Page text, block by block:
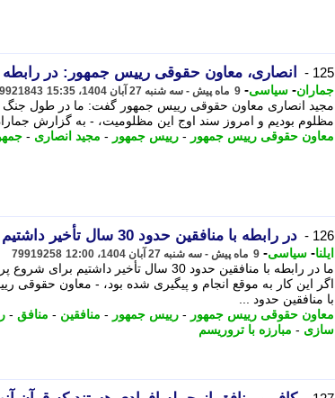
125 - انصاری، معاون حقوقی رییس جمهور: در رابطه با منافقین
جماران- سیاسی- 9 ماه پیش - سه شنبه 27 آبان 1404، 15:35
مجید انصاری معاون حقوقی رییس جمهور گفت: ما در طول جنگ
مظلوم بودیم و امروز سند اوج این مظلومیت، - به گزارش جماران؛
معاون حقوقی رییس جمهور - رییس جمهور - مجید انصاری -
126 - در رابطه با منافقین حدود 30 سال تأخیر داشتیم
ایلنا- سیاسی- 9 ماه پیش - سه شنبه 27 آبان 1404، 12:00 79919258
ما در رابطه با منافقین حدود 30 سال تأخیر
اگر این کار به موقع انجام و پیگیری شده بود، - معاون حقوقی
با منافقین حدود ...
معاون حقوقی رییس جمهور - رییس جمهور - منافقین - منافق -
سازی - مبارزه با تروریسم